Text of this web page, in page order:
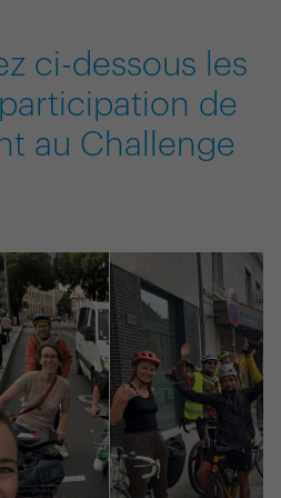
ci-dessous les
de
au Challenge